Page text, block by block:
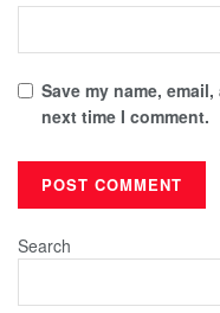
Save my name,
next time I comment.
Search